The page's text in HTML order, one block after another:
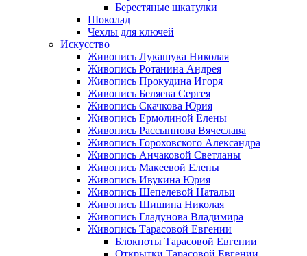
Берестяные шкатулки
Шоколад
Чехлы для ключей
Искусство
Живопись Лукашука Николая
Живопись Ротанина Андрея
Живопись Прокудина Игоря
Живопись Беляева Сергея
Живопись Скачкова Юрия
Живопись Ермолиной Елены
Живопись Рассыпнова Вячеслава
Живопись Гороховского Александра
Живопись Анчаковой Светланы
Живопись Макеевой Елены
Живопись Ивукина Юрия
Живопись Шепелевой Натальи
Живопись Шишина Николая
Живопись Гладунова Владимира
Живопись Тарасовой Евгении
Блокноты Тарасовой Евгении
Открытки Тарасовой Евгении